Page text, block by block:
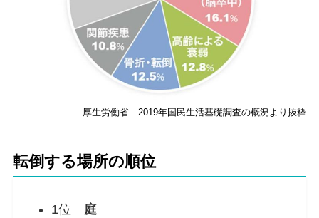
厚生労働省 2019年国民生活基礎調査の概況より抜粋
転倒する場所の順位
1位
庭